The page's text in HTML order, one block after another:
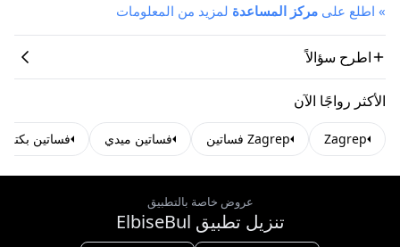
» اطلع على مركز المساعدة لمزيد من المعلومات
اطرح سؤالاً
الأكثر رواجًا الآن
Zagrep Zagrep فساتين فساتين ميدي فساتين
عروض خاصة بالتطبيق
تنزيل تطبيق ElbiseBul